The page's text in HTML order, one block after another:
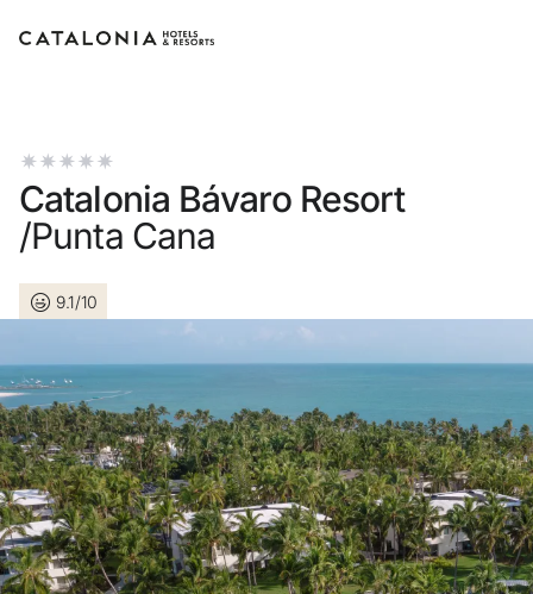
Log in
of gebruik een van
Sessie beginnen met enkel
Heb je nog geen account?
Catalonia Bávaro Resort
/Punta Cana
9.1/10